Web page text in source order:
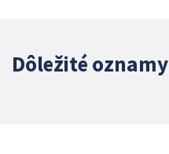
Dôležité oznamy